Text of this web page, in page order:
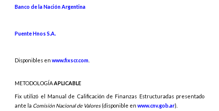
Banco de la Nación Argentina
Puente Hnos S.A.
Disponibles en www.fixscr.com
METODOLOGÍAAPLICABLE
Fix utilizó el Manual de Calificación de Finanzas Estructuradas presentado
ante la Comisión Nacional de Valores (disponible en www.cnv.gob.ar).